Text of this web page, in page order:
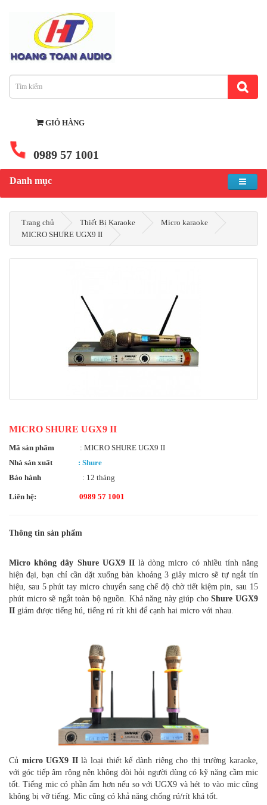
GIỎ HÀNG
0989 57 1001
Danh mục
Trang chủ Thiết Bị Karaoke
Micro karaoke
MICRO SHURE UGX9 II
MICRO SHURE UGX9 II
Mã sản phẩm
: MICRO SHURE UGX9 II
Nhà sản xuất
: Shure
Bảo hành
: 12 tháng
Liên hệ: 0989 57 1001
Thông tin sản phẩm
Micro không dây Shure UGX9 IIlà dòng micro có nhiều tính năng
hiện đại, bạn chỉ cần dặt xuống bàn khoảng 3 giây micro sẽ tự ngắt tín
hiệu, sau 5 phút tay micro chuyển sang chế độ chờ tiết kiệm pin, sau 15
phút micro sẽ ngắt toàn bộ nguồn. Khả năng này giúp choShure UGX9
II giảm được tiếng hú, tiếng rú rít khi để cạnh hai micro với nhau.
Củ micro UGX9 IIlà loại thiết kế dành riêng cho thị trường karaoke,
với góc tiếp âm rộng nên không đòi hỏi người dùng có kỹ năng cầm mic
tốt. Tiếng mic có phần ấm hơn nếu so với UGX9 và hét to vào mic cũng
không bị vỡ tiếng. Mic cũng có khả năng chống rú/rít khá tốt.